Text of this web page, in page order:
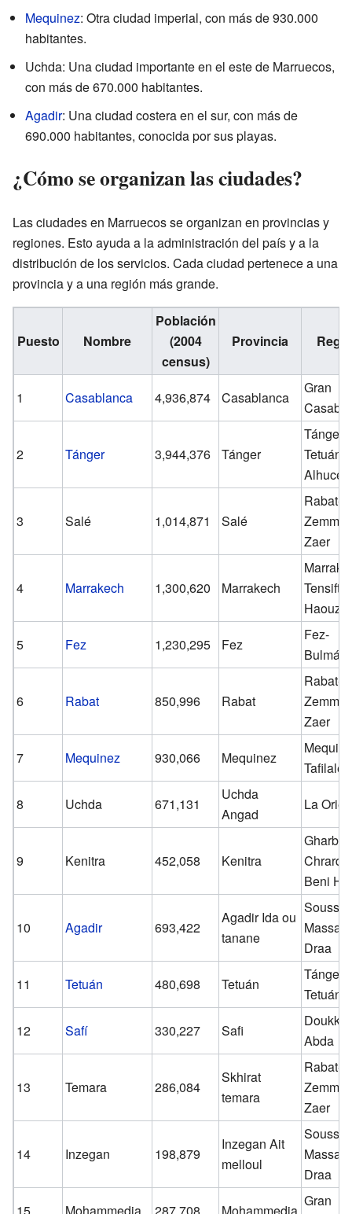
Mequinez: Otra ciudad imperial, con más de 930.000
habitantes.
Uchda: Una ciudad importante en el este de Marruecos,
con más de 670.000 habitantes.
Agadir: Una ciudad costera en el sur, con más de
690.000 habitantes, conocida por sus playas.
¿Cómo se organizan las ciudades?
Las ciudades en Marruecos se organizan en provincias y
regiones. Esto ayuda a la administración del país y a la
distribución de los servicios. Cada ciudad pertenece a una
provincia y a una región más grande.
Puesto Nombre
Población
(2004
census)
Provincia
1 Casablanca 4,936,874 Casablanca
Gran
2 Tánger 3,944,376 Tánger
Tánger-
Tetuán-
3 Salé 1,014,871 Salé
Rabat-
Zaer
4 Marrakech 1,300,620 Marrakech
Tensift-
Haouz
5
Fez 1,230,295 Fez
Fez-
Bulmán
6 Rabat 850,996 Rabat
Rabat-
Zaer
7
Mequinez 930,066 Mequinez
Tafilalet
8
Uchda 671,131
Uchda
Angad
La
9 Kenitra 452,058 Kenitra
Gharb-
Beni
10 Agadir 693,422
Agadir Ida ou
tanane
Souss-
Massa-
Draa
11
Tetuán 480,698 Tetuán
Tánger-
Tetuán
12
Safí 330,227 Safi
Abda
13 Temara 286,084
Skhirat
temara
Rabat-
Zaer
14 Inzegan 198,879
Inzegan Ait
melloul
Souss-
Massa-
Draa
Gran